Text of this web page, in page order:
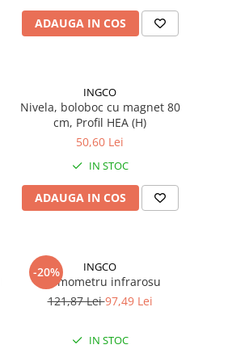
ADAUGA IN COS
INGCO
Nivela, boloboc cu magnet 80
cm, Profil HEA (H)
50,60 Lei
IN STOC
ADAUGA IN COS
-20% INGCO
Termometru infrarosu
121,87 Lei97,49 Lei
IN STOC